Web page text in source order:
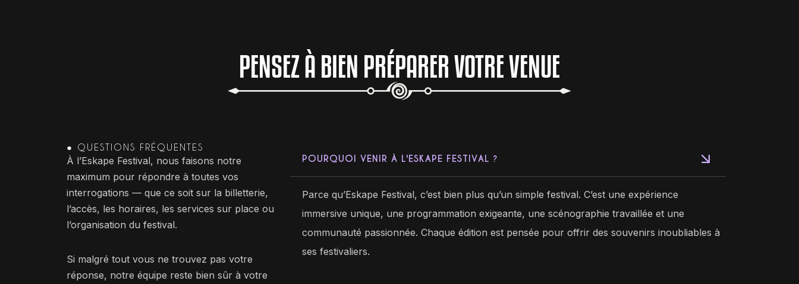
PENSEZ À BIEN PRÉPARER VOTRE VENUE
● QUESTIONS FRÉQUENTES
À l’Eskape Festival, nous faisons notre
maximum pour répondre à toutes vos
interrogations — que ce soit sur la billetterie,
l’accès, les horaires, les services sur place ou
l’organisation du festival.
Si malgré tout vous ne trouvez pas votre
réponse, notre équipe reste bien sûr à votre
POURQUOI VENIR À L'ESKAPE FESTIVAL ?
Parce qu’Eskape Festival, c’est bien plus qu’un simple festival. C’est une expérience
immersive unique, une programmation exigeante, une scénographie travaillée et une
communauté passionnée. Chaque édition est pensée pour offrir des souvenirs inoubliables à
ses festivaliers.